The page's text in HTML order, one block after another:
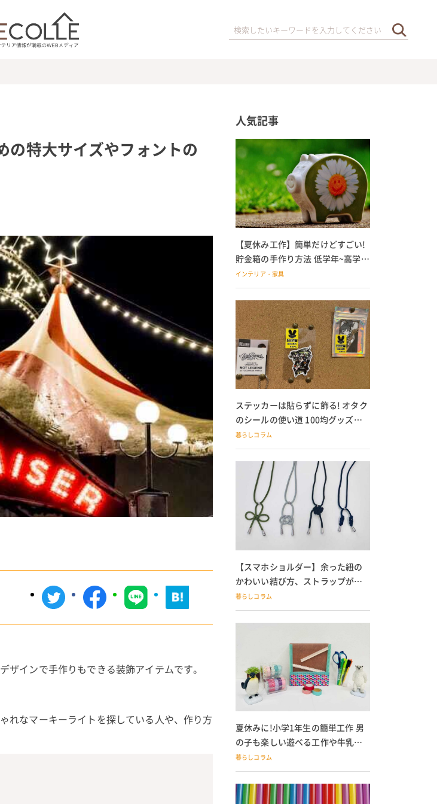
の特大サイズやフォントの
インで手作りもできる装飾アイテムです。
れなマーキーライトを探している人や、作り方
人気記事
【夏休み工作】簡単だけどすごい!
貯金箱の手作り方法 低学年~高学年
の子どもにも
インテリア・家具
ステッカーは貼らずに飾る! オタク
のシールの使い道 100均グッズで
の飾り方も
暮らしコラム
【スマホショルダー】余った紐の
かわいい結び方、ストラップが落
ちる人必見
暮らしコラム
夏休みに!小学1年生の簡単工作 男
の子も楽しい遊べる工作や牛乳パ
ック貯金箱も
暮らしコラム